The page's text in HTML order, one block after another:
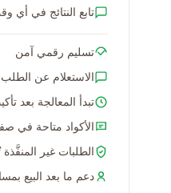
تابع النتائج في
تسليم رقمي آمن
الاستعلام عن
تبدأ المعالجة بعد
الأكواد متاحة في
الطلبات غير
دعم ما بعد البيع